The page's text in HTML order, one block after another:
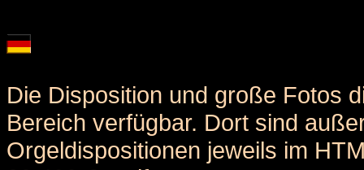
Die Disposition und große Fotos
Bereich verfügbar. Dort sind
Orgeldispositionen jeweils im